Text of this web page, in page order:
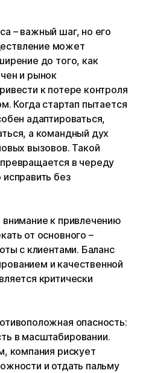
– важный шаг, но его
может
до того, как
и рынок
к потере контроля
Когда стартап пытается
адаптироваться,
а командный дух
вызовов. Такой
в череду
без
к привлечению
от основного –
с клиентами. Баланс
и качественной
критически
опасность:
в масштабировании.
компания рискует
и отдать пальму